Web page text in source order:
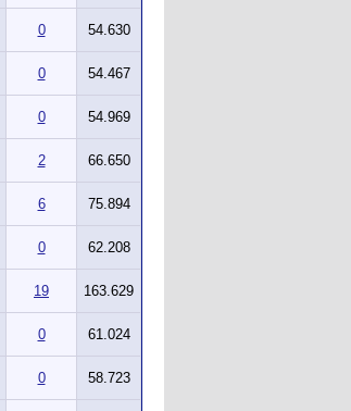
0 54.630
0 54.467
0 54.969
2 66.650
6 75.894
0 62.208
19 163.629
0 61.024
0 58.723